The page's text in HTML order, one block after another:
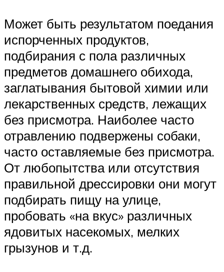
Может быть результатом поедания
испорченных продуктов,
подбирания с пола различных
предметов домашнего обихода,
заглатывания бытовой химии или
лекарственных средств, лежащих
без присмотра. Наиболее часто
отравлению подвержены собаки,
часто оставляемые без присмотра.
От любопытства или отсутствия
правильной дрессировки они могут
подбирать пищу на улице,
пробовать «на вкус» различных
ядовитых насекомых, мелких
грызунов и т.д.